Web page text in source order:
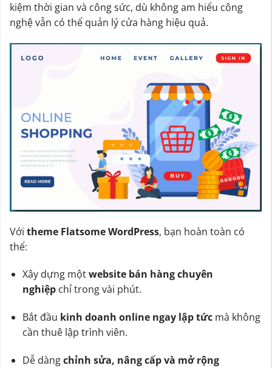
kiệm thời gian và công sức, dù không am hiểu công
nghệ vẫn có thể quản lý cửa hàng hiệu quả.
Với theme Flatsome WordPress, bạn hoàn toàn có
thể:
Xây dựng mộtwebsite bán hàng chuyên
nghiệpchỉ trong vài phút.
Bắt đầu kinh doanh online ngay lập tứcmà không
cần thuê lập trình viên.
Dễ dàngchỉnh sửa, nâng cấp và mở rộng